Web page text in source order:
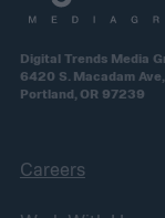
Digital Trends Media
6420 S. Macadam
Portland, OR 97239
Careers